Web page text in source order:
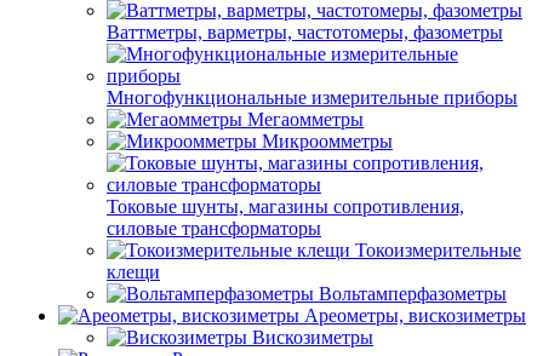
Ваттметры, варметры, частотомеры, фазометры
Многофункциональные измерительные приборы
Мегаомметры
Микроомметры
Токовые шунты, магазины сопротивления,
силовые трансформаторы
Токоизмерительные
клещи
Вольтамперфазометры
Ареометры, вискозиметры
Вискозиметры